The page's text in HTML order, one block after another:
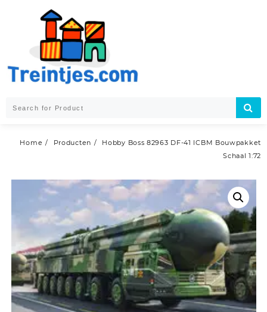
Home Producten
Hobby Boss 82963 DF-41 ICBM Bouwpakket
Schaal 1:72